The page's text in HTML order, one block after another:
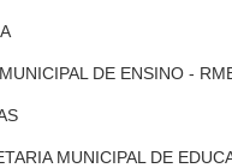
DE ENSINO -
MUNICIPAL DE